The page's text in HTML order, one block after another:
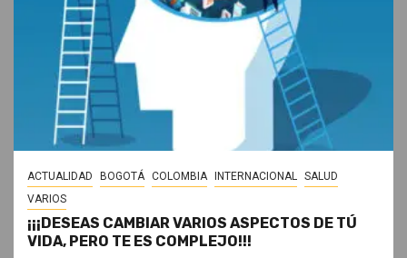
ACTUALIDAD BOGOTÁ COLOMBIA INTERNACIONAL
SALUD
VARIOS
¡¡¡DESEAS CAMBIAR VARIOS ASPECTOS DE TÚ
VIDA, PERO TE ES COMPLEJO!!!